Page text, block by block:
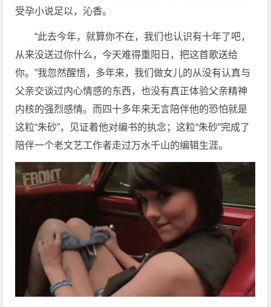
受孕小说足以，沁香。
“此去今年，就算你不在，我们也认识有十年了吧，
从来没送过你什么，今天难得重阳日，把这首歌送给
你。”我忽然醒悟，多年来，我们做女儿的从没有认真与
父亲交谈过内心情感的东西，也没有真正体验父亲精神
内核的强烈感情。而四十多年来无言陪伴他的恐怕就是
这粒“朱砂”，见证着他对编书的执念；这粒“朱砂”完成了
陪伴一个老文艺工作者走过万水千山的编辑生涯。